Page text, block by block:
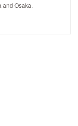
and Osaka.